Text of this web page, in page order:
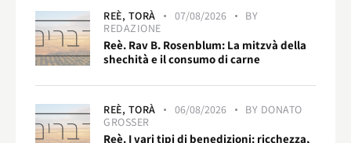
REÈ, TORÀ 07/08/2026
BY
REDAZIONE
Reè. Rav B. Rosenblum: La mitzvà della
shechità e il consumo di carne
REÈ, TORÀ 06/08/2026 BY DONATO
GROSSER
Reè. I vari tipi di benedizioni: ricchezza,